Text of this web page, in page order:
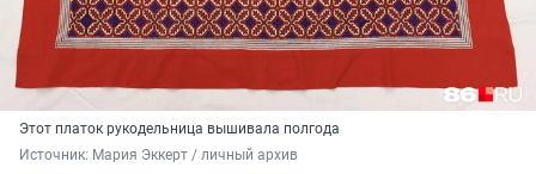
Этот платок рукодельница вышивала полгода
Источник: Мария Эккерт / личный архив